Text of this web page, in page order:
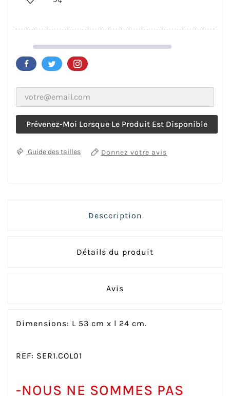
Prévenez-Moi Lorsque Le Produit Est Disponible
Guide des tailles Donnez votre avis
Desccription
Détails du produit
Avis
Dimensions: L 53 cm x l 24 cm.
REF: SER1.COL01
-NOUS NE SOMMES PAS